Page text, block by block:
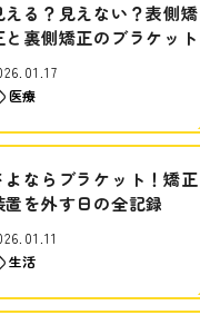
える？見えない？表側矯
と裏側矯正のブラケット
医療
よならブラケット！矯正
置を外す日の全記録
生活